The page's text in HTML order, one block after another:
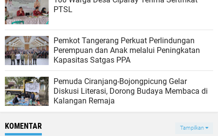
PTSL
Pemkot Tangerang Perkuat Perlindungan
Perempuan dan Anak melalui Peningkatan
Kapasitas Satgas PPA
Pemuda Ciranjang-Bojongpicung Gelar
Diskusi Literasi, Dorong Budaya Membaca di
Kalangan Remaja
KOMENTAR Tampilkan